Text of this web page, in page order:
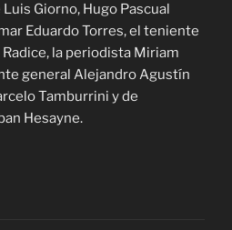
Giorno, Hugo Pascual
Eduardo Torres, el teniente
la periodista Miriam
general Alejandro Agustín
Tamburrini y de
Hesayne.